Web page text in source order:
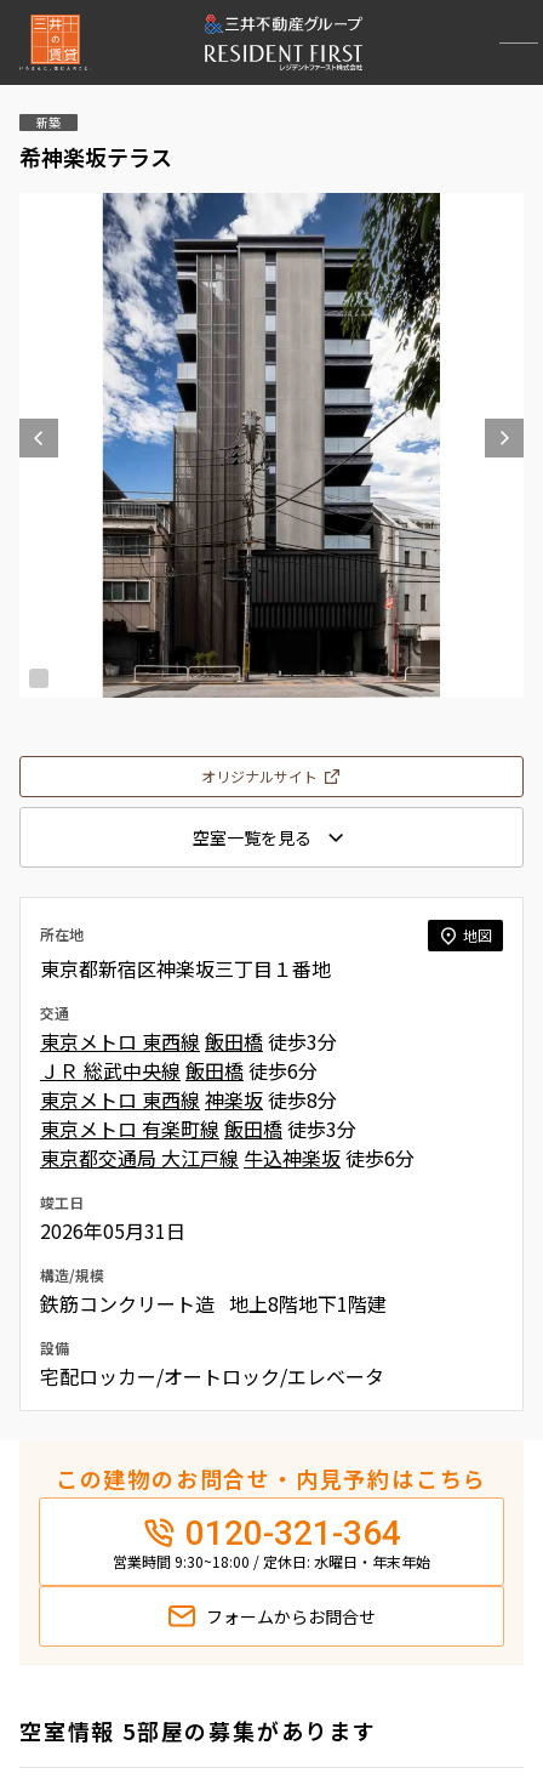
新築
希神楽坂テラス
オリジナルサイト
空室一覧を見る
所在地 地図
東京都新宿区神楽坂三丁目１番地
交通
東京メトロ 東西線 飯田橋徒歩3分
ＪＲ 総武中央線 飯田橋徒歩6分
東京メトロ 東西線 神楽坂徒歩8分
東京メトロ 有楽町線 飯田橋徒歩3分
東京都交通局 大江戸線 牛込神楽坂徒歩6分
竣工日
2026年05月31日
構造/規模
鉄筋コンクリート造 地上8階地下1階建
設備
宅配ロッカー/オートロック/エレベータ
この建物のお問合せ・内見予約はこちら
0120-321-364
営業時間 9:30~18:00 / 定休日: 水曜日・年末年始
フォームから お問合せ
空室情報 5部屋の募集があります